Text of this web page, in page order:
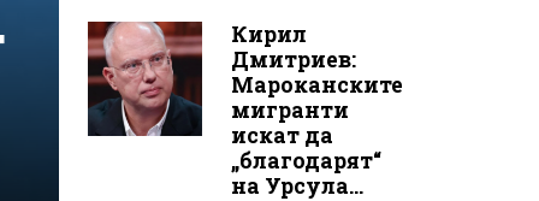
Кирил
Дмитриев:
Мароканските
мигранти
искат да
„благодарят“
на Урсула...